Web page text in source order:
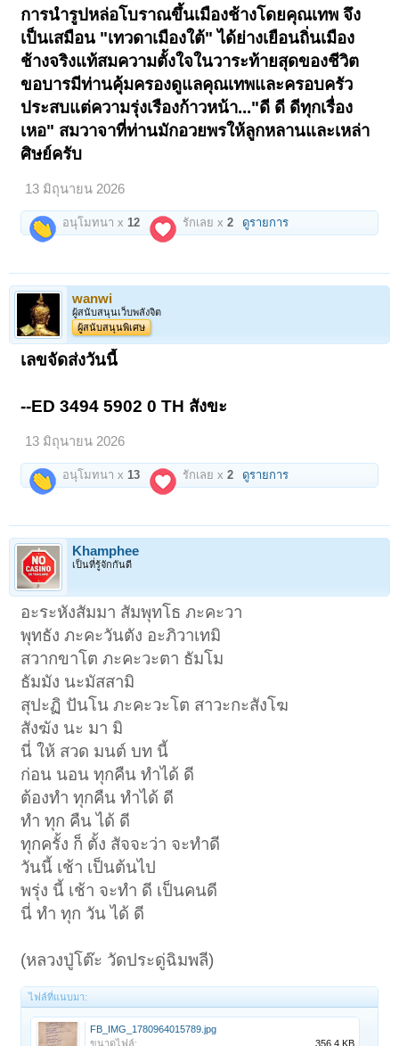
ให้สร้างและไม่ผ่านการเสกจากท่าน
ต่อมาจึงรับรู้ประวัติการสร้างจริงว่า ได้รับอนุญาตสร้างในปี 2502 ในวาระที่
พ่อท่านนั่งหนักเพื่อสร้างศาลาวัดธาตุน้อย(พระธาตุน้อย) แต่ปีนั้นมีวัตถุ
มงคลหลากหลาย รูปหล่อใหญ่กว่าทั่วๆไปจึงถูกเมินมองข้ามไป จากนักสะสม
กว่าจะรู้ว่า "ใช่" ก็เกือบสาย!
พิเศษตรงที่รูปหล่อใหญ่นี้ ..."พิมพ์นิยม" การหล่อนามพ่อท่าน หล่อว่า "พ่อ
ท่านคลาย" ตกไม้โท...(((หล่อไม่ติดเพราะชิดขอบบนมากเกินไป)))
กลับถือเป็นเรื่องมงคล คลายทุกข์ คลายโศก คลายจากเรื่องร้ายให้กลับกลาย
แต่ความจริงแล้ว จะเป็นพิมพ์ไหน ก็สุดยอดดีทั้งสิ้น เมื่อผ่าน "ปราณ
บริสุทธิ์" อันเปี่ยมพลังศักดิ์สิทธิ์ อริยสงฆ์องค์นี้!
เปิดดูไฟล์ 6677679
ห่มคลุมด้านหลัง กับอักษร"วัดธาตุน้อย" แล้วเว้นวรรค ต่อด้วย
ผิวพรรณ วรรณะ สวยเยี่ยม เปี่ยมความเก่า ไม่เคยผ่านการใช้บูชา แต่ความ
เก่าของโลหะอายุกว่า 60 ปี มีกระแสเข้มทรงพลัง ยิ่งดูยิ่งขลัง ยิ่งมองยิ่ง
ประทับใจ!
เปิดดูไฟล์ 6677682 เปิดดูไฟล์ 6677683
ความงามสมบูรณ์ไร้มลทิน ด้านข้าง
กับสภาพเรียบร้อย เก่า ขลัง ใต้ฐาน
เปิดดูไฟล์ 6677680
ตั้งบูชาได้ นำขึ้นคอก็ดีสำหรับ
ผู้ที่ยังแข็งแรง ห้อยเดี่ยวเที่ยว
เปิดดูไฟล์ 6677685 เปิดดูไฟล์ 6677686
รักษาท่านมาเก่าแก่
พร้อมขึ้นคอบูชาได้
การนำรูปหล่อโบราณขึ้นเมืองช้างโดยคุณเทพ จึง
เป็นเสมือน "เทวดาเมืองใต้" ได้ย่างเยือนถิ่นเมือง
ช้างจริงแท้สมความตั้งใจในวาระท้ายสุดของชีวิต
ขอบารมีท่านคุ้มครองดูแลคุณเทพและครอบครัว
ประสบแต่ความรุ่งเรืองก้าวหน้า..."ดี ดี ดีทุกเรื่อง
เหอ" สมวาจาที่ท่านมักอวยพรให้ลูกหลานและเหล่า
ศิษย์ครับ
13 มิถุนายน 2026
อนุโมทนา x 12 รักเลย x2 ดูรายการ
wanwi
ผู้สนับสนุนเว็บพลังจิต
ผู้สนับสนุนพิเศษ
เลขจัดส่งวันนี้
--ED 3494 5902 0 TH สังขะ
13 มิถุนายน 2026
อนุโมทนา x 13 รักเลย x2 ดูรายการ
Khamphee
เป็นที่รู้จักกันดี
อะระหังสัมมา สัมพุทโธ ภะคะวา
พุทธัง ภะคะวันตัง อะภิวาเทมิ
สวากขาโต ภะคะวะตา ธัมโม
ธัมมัง นะมัสสามิ
สุปะฏิ ปันโน ภะคะวะโต สาวะกะสังโฆ
สังฆัง นะ มา มิ
นี่ ให้ สวด มนต์ บท นี้
ก่อน นอน ทุกคืน ทำได้ ดี
ต้องทำ ทุกคืน ทำได้ ดี
ทำ ทุก คืน ได้ ดี
ทุกครั้ง ก็ ตั้ง สัจจะว่า จะทำดี
วันนี้ เช้า เป็นต้นไป
พรุ่ง นี้ เช้า จะทำ ดี เป็นคนดี
นี่ ทำ ทุก วัน ได้ ดี
(หลวงปู่โต๊ะ วัดประดู่ฉิมพลี)
ไฟล์ที่แนบมา:
FB_IMG_1780964015789.jpg
ขนาดไฟล์:
356.4 KB